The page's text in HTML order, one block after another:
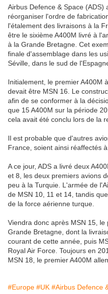
Airbus Defence & Space
réorganiser l'ordre de
l'étalement des livraisons à la
être le sixième A400M livré à
à la Grande Bretagne. Cet
finale d'assemblage dans les
Séville, dans le sud de
Initialement, le premier A400M
devait être MSN 16. Le
afin de se conformer à la
que 15 A400M sur la période
cela avait été conclu lors de la
Il est probable que d'autres
France, soient ainsi réaffectés
A ce jour, ADS a livré deux
et 8, les deux premiers avions
peu à la Turquie. L'armée de
de MSN 10, 11 et 14, tandis
de la force aérienne turque.
Viendra donc après MSN 15,
Grande Bretagne, dont la
courant de cette année, puis
Royal Air Force. Toujours en
MSN 18, le premier A400M
#Europe #UK #Airbus Defence